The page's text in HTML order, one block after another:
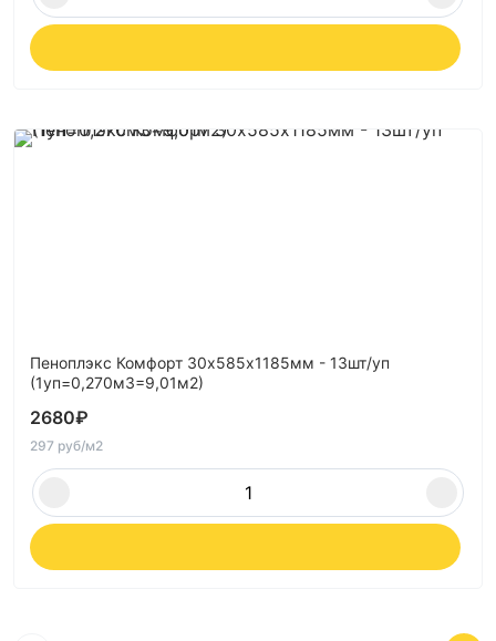
Пеноплэкс Комфорт 30х585х1185мм - 13шт/уп
(1уп=0,270м3=9,01м2)
2680₽
297 руб/м2